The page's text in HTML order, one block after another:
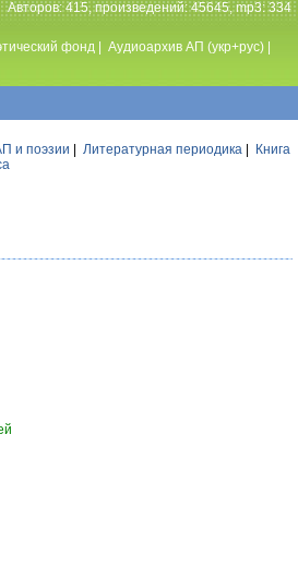
Авторов: 415, произведений: 45645, mp3: 334
фонд Аудиоархив АП (укр+рус)
и поэзии Литературная периодика
Книга